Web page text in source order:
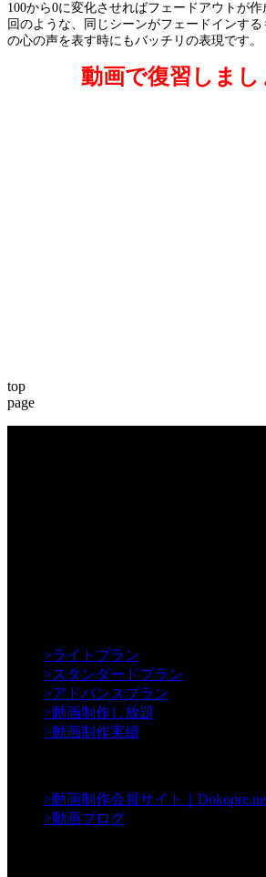
100から0に変化させればフェードアウトが
回のような、同じシーンがフェードインす
の心の声を表す時にもバッチリの表現です。
動画で復習しまし
top
page
>ライトプラン
>スタンダードプラン
>アドバンスプラン
>動画制作し放題
>動画制作実績
>動画制作会員サイト｜
>動画ブログ